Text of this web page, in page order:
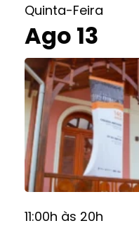
Quinta-Feira
Ago 13
11:00h às 20h